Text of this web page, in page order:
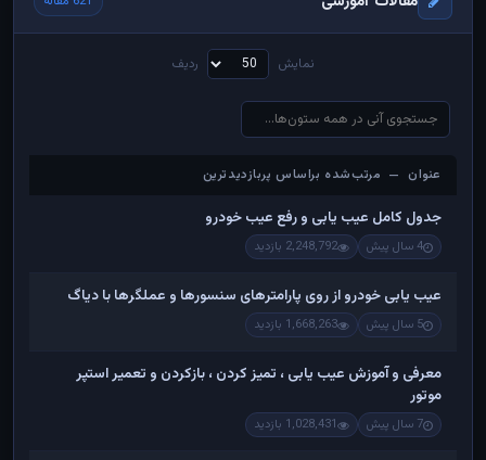
نمایش ردیف
عنوان — مرتب‌شده براساس پربازدیدترین
عنوان — مرتب‌شده براساس پربازدیدترین
جدول کامل عیب یابی و رفع عیب خودرو
4 سال پیش 2,248,792 بازدید
عیب یابی خودرو از روی پارامترهای سنسورها و عملگرها با دیاگ
5 سال پیش 1,668,263 بازدید
معرفی و آموزش عیب یابی ، تمیز کردن ، بازکردن و تعمیر استپر
موتور
7 سال پیش 1,028,431 بازدید